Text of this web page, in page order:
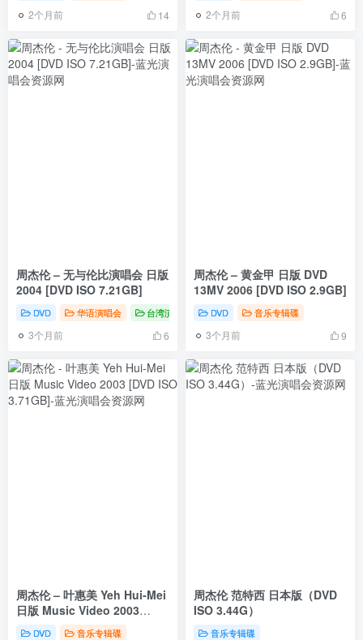
2个月前 14 2个月前 6
周杰伦 – 无与伦比演唱会 日版
2004 [DVD ISO 7.21GB]
DVD 华语演唱会 台湾演唱会
3个月前 6
周杰伦 – 黄金甲 日版 DVD
13MV 2006 [DVD ISO 2.9GB]
DVD 音乐专辑碟
3个月前 9
周杰伦 – 叶惠美 Yeh Hui-Mei
日版 Music Video 2003
[DVD ISO 3.71GB]
DVD 音乐专辑碟
周杰伦 范特西 日本版（DVD
ISO 3.44G）
音乐专辑碟